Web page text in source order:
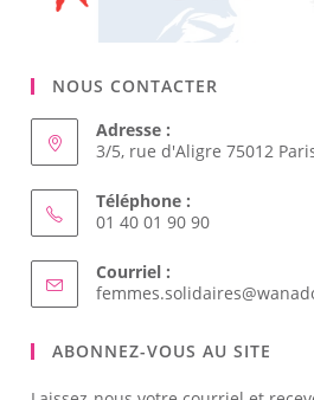
NOUS CONTACTER
Adresse :